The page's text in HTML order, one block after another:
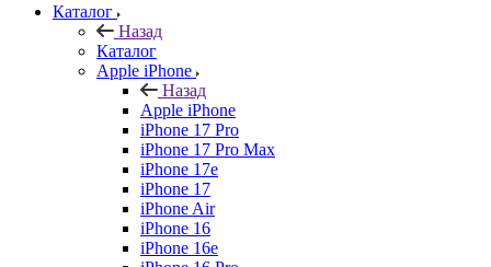
Каталог
Назад
Каталог
Apple iPhone
Назад
Apple iPhone
iPhone 17 Pro
iPhone 17 Pro Max
iPhone 17e
iPhone 17
iPhone Air
iPhone 16
iPhone 16e